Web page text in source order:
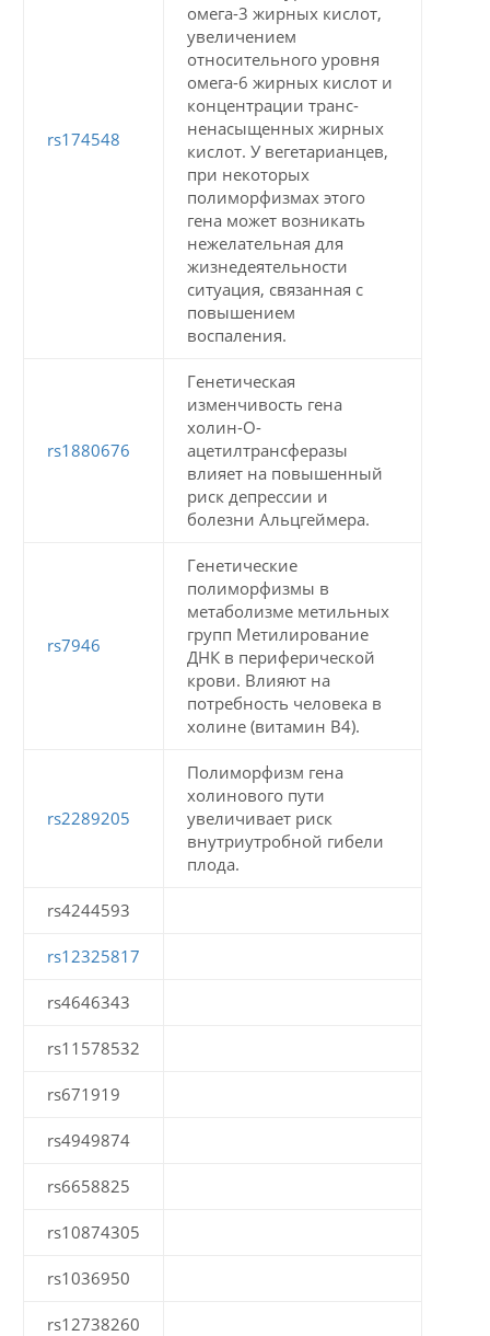
rs174548
омега-3 жирных кислот,
увеличением
относительного уровня
омега-6 жирных кислот и
концентрации транс-
ненасыщенных жирных
кислот. У вегетарианцев,
при некоторых
полиморфизмах этого
гена может возникать
нежелательная для
жизнедеятельности
ситуация, связанная с
повышением
воспаления.
rs1880676
Генетическая
изменчивость гена
холин-О-
ацетилтрансферазы
влияет на повышенный
риск депрессии и
болезни Альцгеймера.
rs7946
Генетические
полиморфизмы в
метаболизме метильных
групп Метилирование
ДНК в периферической
крови. Влияют на
потребность человека в
холине (витамин B4).
rs2289205
Полиморфизм гена
холинового пути
увеличивает риск
внутриутробной гибели
плода.
rs4244593
rs12325817
rs4646343
rs11578532
rs671919
rs4949874
rs6658825
rs10874305
rs1036950
rs12738260